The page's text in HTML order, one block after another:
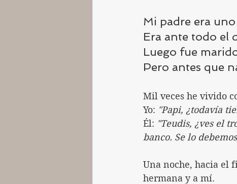
Mi padre era
Era ante todo el
Luego fue
Pero antes que
Mil veces he vivido
Yo: "Papi, ¿todavía
Él: "Teudis, ¿ves el
banco. Se lo
Una noche, hacia el
hermana y a mí.